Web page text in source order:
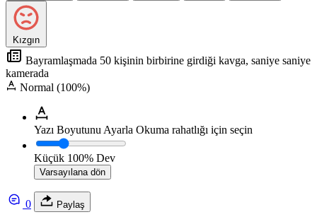
Kızgın
Bayramlaşmada 50 kişinin birbirine girdiği kavga, saniye saniye
kamerada
Normal (100%)
Yazı Boyutunu Ayarla Okuma rahatlığı için seçin
Küçük 100% Dev
Varsayılana dön
0 Paylaş